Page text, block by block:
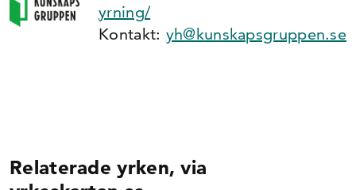
yrning/
Kontakt: yh@kunskapsgruppen.se
Relaterade yrken, via